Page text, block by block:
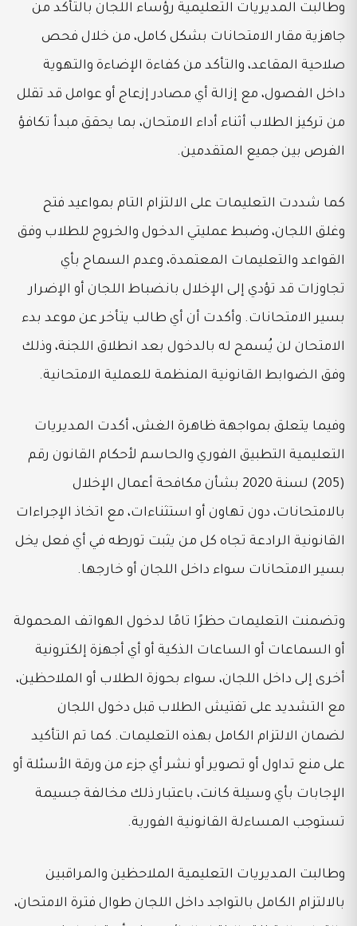
وطالبت المديريات التعليمية رؤساء اللجان بالتأكد من
جاهزية مقار الامتحانات بشكل كامل، من خلال فحص
صلاحية المقاعد، والتأكد من كفاءة الإضاءة والتهوية
داخل الفصول، مع إزالة أي مصادر إزعاج أو عوامل قد تقلل
من تركيز الطلاب أثناء أداء الامتحان، بما يحقق مبدأ تكافؤ
الفرص بين جميع المتقدمين.
كما شددت التعليمات على الالتزام التام بمواعيد فتح
وغلق اللجان، وضبط عمليتي الدخول والخروج للطلاب وفق
القواعد والتعليمات المعتمدة، وعدم السماح بأي
تجاوزات قد تؤدي إلى الإخلال بانضباط اللجان أو الإضرار
بسير الامتحانات. وأكدت أن أي طالب يتأخر عن موعد بدء
الامتحان لن يُسمح له بالدخول بعد انطلاق اللجنة، وذلك
وفق الضوابط القانونية المنظمة للعملية الامتحانية.
وفيما يتعلق بمواجهة ظاهرة الغش، أكدت المديريات
التعليمية التطبيق الفوري والحاسم لأحكام القانون رقم
(205) لسنة 2020 بشأن مكافحة أعمال الإخلال
بالامتحانات، دون تهاون أو استثناءات، مع اتخاذ الإجراءات
القانونية الرادعة تجاه كل من يثبت تورطه في أي فعل يخل
بسير الامتحانات سواء داخل اللجان أو خارجها.
وتضمنت التعليمات حظرًا تامًا لدخول الهواتف المحمولة
أو السماعات أو الساعات الذكية أو أي أجهزة إلكترونية
أخرى إلى داخل اللجان، سواء بحوزة الطلاب أو الملاحظين،
مع التشديد على تفتيش الطلاب قبل دخول اللجان
لضمان الالتزام الكامل بهذه التعليمات. كما تم التأكيد
على منع تداول أو تصوير أو نشر أي جزء من ورقة الأسئلة أو
الإجابات بأي وسيلة كانت، باعتبار ذلك مخالفة جسيمة
تستوجب المساءلة القانونية الفورية.
وطالبت المديريات التعليمية الملاحظين والمراقبين
بالالتزام الكامل بالتواجد داخل اللجان طوال فترة الامتحان،